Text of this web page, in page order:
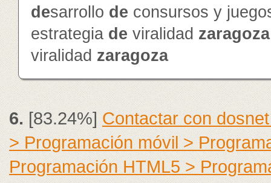
desarrollo de consursos y
estrategia de viralidad zaragoza
viralidad zaragoza
6.[83.24%]Contactar con
> Programación móvil >
Programación HTML5 >